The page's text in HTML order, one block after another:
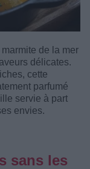
de la mer
délicates.
cette
parfumé
servie à part
envies.
sans les